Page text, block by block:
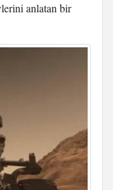
anlatan bir